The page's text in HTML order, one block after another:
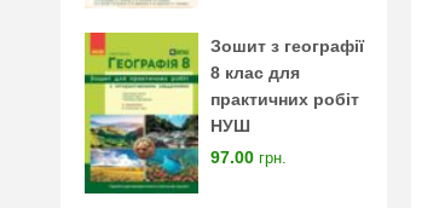
Зошит з географії
8 клас для
практичних робіт
НУШ
97.00 грн.